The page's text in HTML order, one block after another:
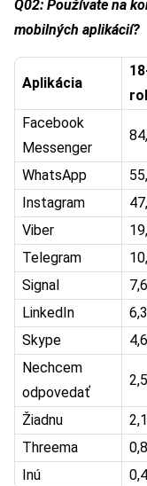
Q02: Používate na
mobilných aplikácií?
Aplikácia
Facebook
Messenger
WhatsApp
Instagram
Viber
Telegram
Signal
LinkedIn
Skype
Nechcem
odpovedať
Žiadnu
Threema
Inú